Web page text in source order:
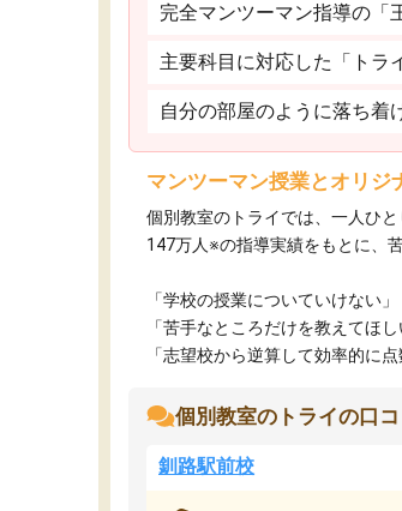
完全マンツーマン指導の「
主要科目に対応した「トラ
自分の部屋のように落ち着
マンツーマン授業とオリジ
個別教室のトライでは、一人ひ
147万人※の指導実績をもとに、
「学校の授業についていけない」​
「苦手なところだけを教えてほし
「志望校から逆算して効率的に点
個別教室のトライの口
釧路駅前校